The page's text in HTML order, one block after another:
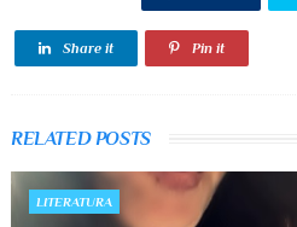
Share it Pin it
RELATED POSTS
LITERATURA